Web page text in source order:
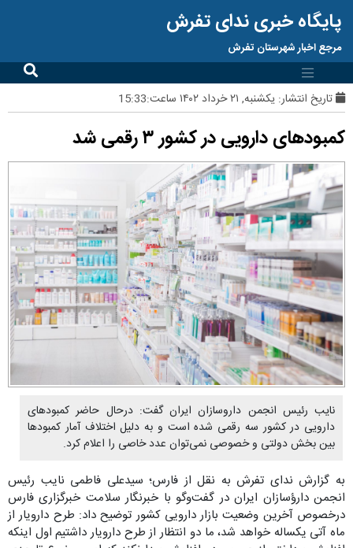
پایگاه خبری ندای تفرش
مرجع اخبار شهرستان تفرش
تاریخ انتشار: یکشنبه, ۲۱ خرداد ۱۴۰۲ ساعت:15:33
کمبودهای دارویی در کشور ۳ رقمی شد
نایب رئیس انجمن داروسازان ایران گفت: درحال حاضر کمبود‌های
دارویی در کشور سه رقمی شده است و به دلیل اختلاف آمار کمبودها
بین بخش دولتی و خصوصی نمی‌توان عدد خاصی را اعلام کرد.
به گزارش ندای تفرش به نقل از فارس؛ سیدعلی فاطمی نایب رئیس
انجمن دارؤسازان ایران در گفت‌وگو با خبرنگار سلامت خبرگزاری فارس
درخصوص آخرین وضعیت بازار دارویی کشور توضیح داد: طرح دارویار از
ماه آتی یکساله خواهد شد، ما دو انتظار از طرح دارویار داشتیم اول اینکه